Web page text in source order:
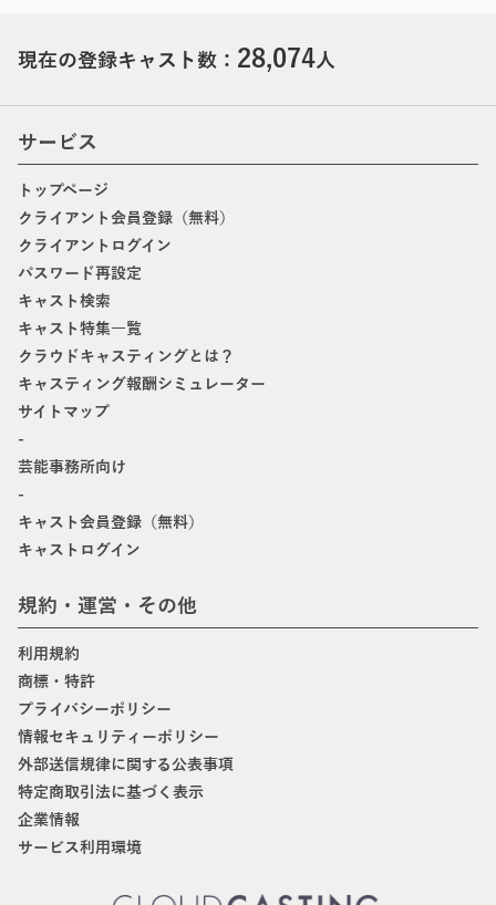
現在の登録キャスト数： 28,074人
サービス
トップページ
クライアント会員登録（無料）
クライアントログイン
パスワード再設定
キャスト検索
キャスト特集一覧
クラウドキャスティングとは？
キャスティング報酬シミュレーター
サイトマップ
-
芸能事務所向け
-
キャスト会員登録（無料）
キャストログイン
規約・運営・その他
利用規約
商標・特許
プライバシーポリシー
情報セキュリティーポリシー
外部送信規律に関する公表事項
特定商取引法に基づく表示
企業情報
サービス利用環境